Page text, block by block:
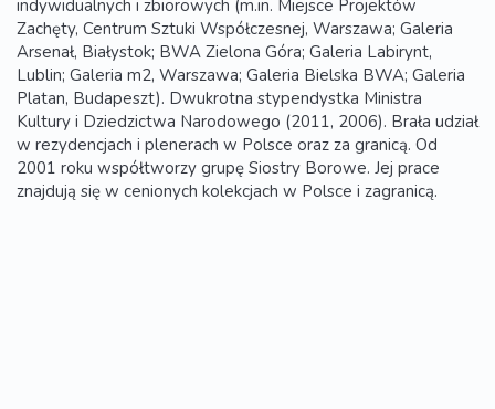
indywidualnych i zbiorowych (m.in. Miejsce Projektów
Zachęty, Centrum Sztuki Współczesnej, Warszawa; Galeria
Arsenał, Białystok; BWA Zielona Góra; Galeria Labirynt,
Lublin; Galeria m2, Warszawa; Galeria Bielska BWA; Galeria
Platan, Budapeszt). Dwukrotna stypendystka Ministra
Kultury i Dziedzictwa Narodowego (2011, 2006). Brała udział
w rezydencjach i plenerach w Polsce oraz za granicą. Od
2001 roku współtworzy grupę Siostry Borowe. Jej prace
znajdują się w cenionych kolekcjach w Polsce i zagranicą.